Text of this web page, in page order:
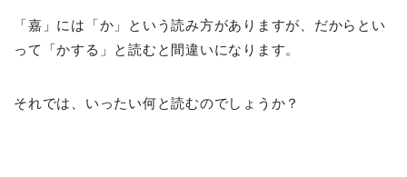
「嘉」には「か」という読み方がありますが、だからとい
って「かする」と読むと間違いになります。
それでは、いったい何と読むのでしょうか？